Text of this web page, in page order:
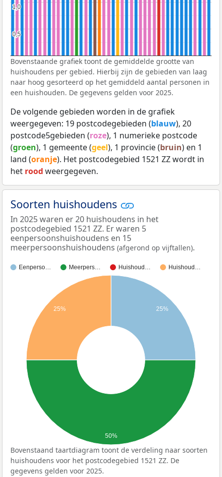
0,5
0,5
1,0
1,0
Bovenstaande grafiek toont de gemiddelde grootte van
huishoudens per gebied. Hierbij zijn de gebieden van laag
naar hoog gesorteerd op het gemiddeld aantal personen in
een huishouden. De gegevens gelden voor 2025.
De volgende gebieden worden in de grafiek
weergegeven: 19 postcodegebieden (blauw), 20
postcode5gebieden (roze), 1 numerieke postcode
(groen), 1 gemeente (geel), 1 provincie (bruin) en 1
land (oranje). Het postcodegebied 1521 ZZ wordt in
het rood weergegeven.
Soorten huishoudens
In 2025 waren er 20 huishoudens in het
postcodegebied 1521 ZZ. Er waren 5
eenpersoonshuishoudens en 15
meerpersoonshuishoudens (afgerond op vijftallen).
Eenperso… Meerpers… Huishoud… Huishoud…
25%
25%
50%
Bovenstaand taartdiagram toont de verdeling naar soorten
huishoudens voor het postcodegebied 1521 ZZ. De
gegevens gelden voor 2025.